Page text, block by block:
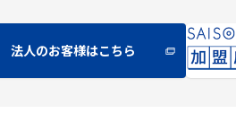
法人のお客様はこちら